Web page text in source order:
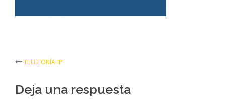
Post
navigation
TELEFONÍA IP
Deja una respuesta